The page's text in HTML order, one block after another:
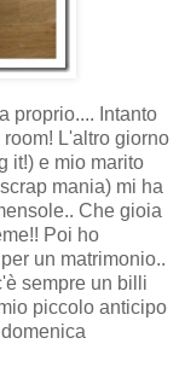
proprio.... Intanto
L'altro giorno
it!) e mio marito
mania) mi ha
Che gioia
Poi ho
un matrimonio..
sempre un billi
piccolo anticipo